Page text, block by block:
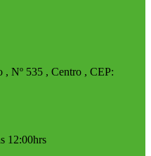
Nº 535 , Centro , CEP:
12:00hrs